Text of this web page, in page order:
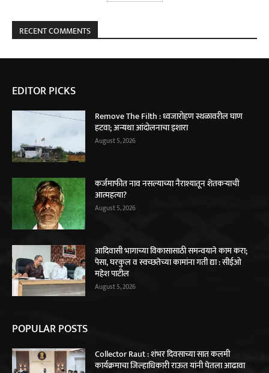
RECENT COMMENTS
EDITOR PICKS
Remove The Filth : ध्वजारोहण स्थळावरील घाण
हटवा; अन्यथा आंदोलनाचा इशारा
August 5, 2026
कर्जमाफीत नाव नसल्याच्या नैराश्यातून शेतकऱ्याची
आत्महत्या?
August 5, 2026
आदिवासी भागाच्या विकासासाठी समन्वयाने काम करा;
पेसा, घरकुल व स्वच्छतेच्या कामांना गती द्या : सीईओ
महेश पाटील
August 5, 2026
POPULAR POSTS
Collector Raut : शंभर दिवसाच्या सात कलमी
कार्यक्रमाचा जिल्हाधिकारी राऊत यांनी घेतला आढावा